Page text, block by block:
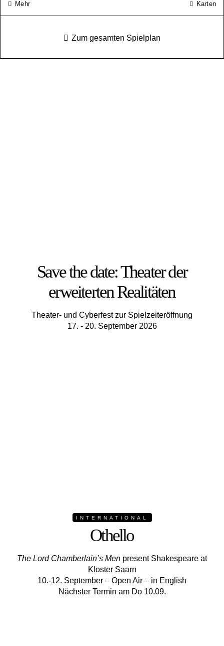
Mehr Karten
Zum gesamten Spielplan
Save the date: Theater der
erweiterten Realitäten
Theater- und Cyberfest zur Spielzeiteröffnung
17. - 20. September 2026
INTERNATIONAL
Othello
The Lord Chamberlain’s Men present Shakespeare at
Kloster Saarn
10.-12. September – Open Air – in English
Nächster Termin am Do 10.09.